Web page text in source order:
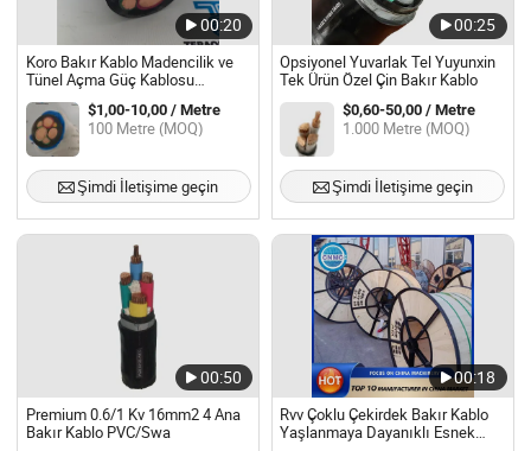
00:20
Koro Bakır Kablo Madencilik ve
Tünel Açma Güç Kablosu
Madencilik Kullanımı için
$1,00-10,00 / Metre
100 Metre (MOQ)
Şimdi İletişime geçin
00:25
Opsiyonel Yuvarlak Tel Yuyunxin
Tek Ürün Özel Çin Bakır Kablo
$0,60-50,00 / Metre
1.000 Metre (MOQ)
Şimdi İletişime geçin
00:50
Premium 0.6/1 Kv 16mm2 4 Ana
Bakır Kablo PVC/Swa
00:18
Rvv Çoklu Çekirdek Bakır Kablo
Yaşlanmaya Dayanıklı Esnek